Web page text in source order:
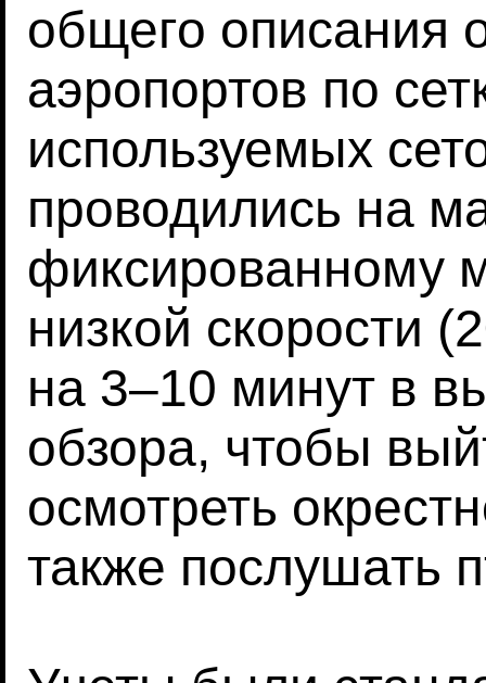
общего описания
аэропортов по
используемых
проводились на
фиксированному
низкой скорости
на 3–10 минут в
обзора, чтобы
осмотреть
также послушать